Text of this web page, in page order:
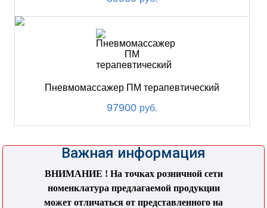
Пневмомассажер ПМ терапевтический
97900 руб.
Важная информация
ВНИМАНИЕ ! На точках розничной сети
номенклатура предлагаемой продукции
может отличаться от представленного на